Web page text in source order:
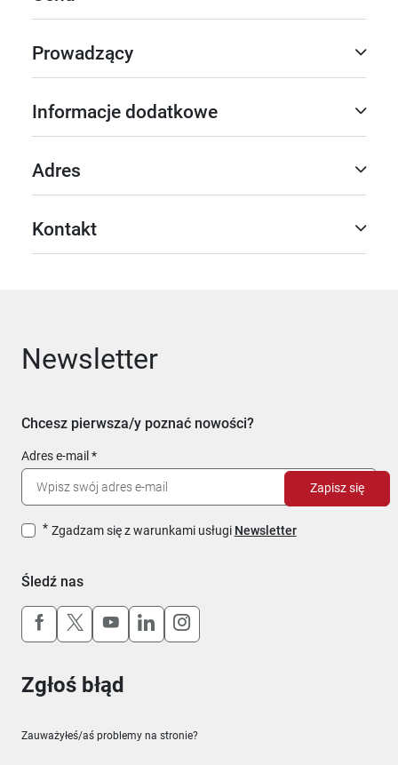
Prowadzący
Informacje dodatkowe
Adres
Kontakt
Newsletter
Chcesz pierwsza/y poznać nowości?
Adres e-mail
Zgadzam się z warunkami usługi Newsletter
Zapisz się
Śledź nas
Uwaga, link otworzy się w nowym oknie
Uwaga, link otworzy się w nowym oknie
Uwaga, link otworzy się w nowym
Uwaga, link otworzy się w
Uwaga, link otworzy się w
Zgłoś błąd
Zauważyłeś/aś problemy na stronie?